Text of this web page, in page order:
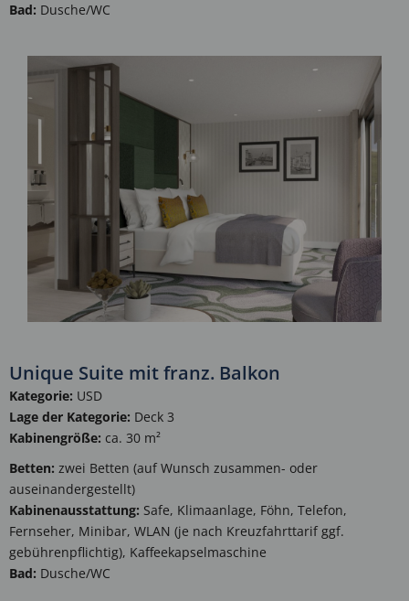
Bad: Dusche/WC
Unique Suite mit franz. Balkon
Kategorie: USD
Lage der Kategorie: Deck 3
Kabinengröße: ca. 30 m²
Betten: zwei Betten (auf Wunsch zusammen- oder
auseinandergestellt)
Kabinenausstattung: Safe, Klimaanlage, Föhn, Telefon,
Fernseher, Minibar, WLAN (je nach Kreuzfahrttarif ggf.
gebührenpflichtig), Kaffeekapselmaschine
Bad: Dusche/WC